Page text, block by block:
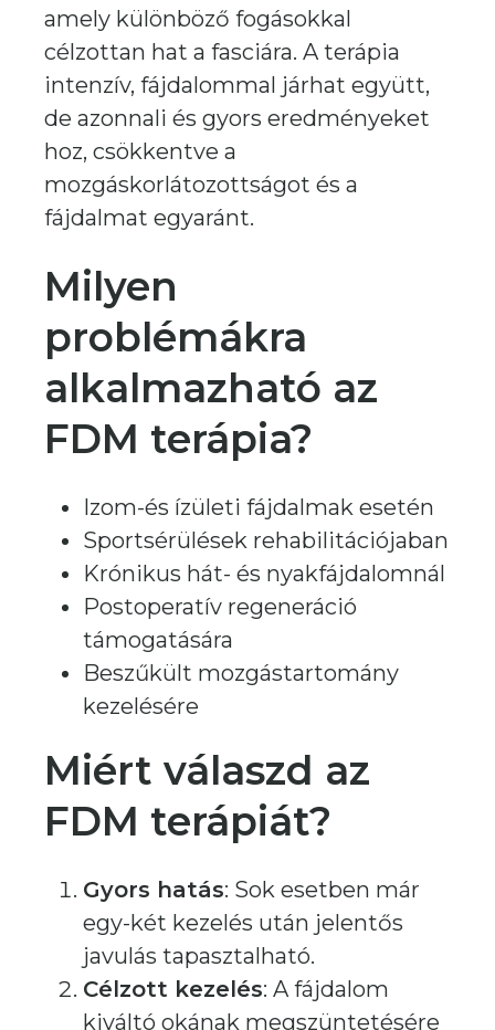
amely különböző fogásokkal
célzottan hat a fasciára. A terápia
intenzív, fájdalommal járhat együtt,
de azonnali és gyors eredményeket
hoz, csökkentve a
mozgáskorlátozottságot és a
fájdalmat egyaránt.
Milyen
problémákra
alkalmazható az
FDM terápia?
Izom-és ízületi fájdalmak esetén
Sportsérülések rehabilitációjaban
Krónikus hát- és nyakfájdalomnál
Postoperatív regeneráció
támogatására
Beszűkült mozgástartomány
kezelésére
Miért válaszd az
FDM terápiát?
Gyors hatás: Sok esetben már
egy-két kezelés után jelentős
javulás tapasztalható.
Célzott kezelés: A fájdalom
kiváltó okának megszüntetésére